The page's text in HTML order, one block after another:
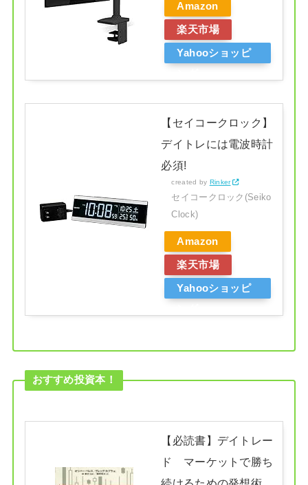
Amazon
楽天市場
Yahooショッピ
【セイコークロック】
デイトレには電波時計
必須!
created by Rinker
セイコークロック(Seiko
Clock)
Amazon
楽天市場
Yahooショッピ
おすすめ投資本！
【必読書】デイトレー
ド マーケットで勝ち